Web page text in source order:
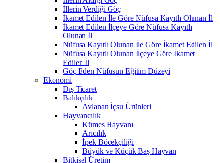
İllerin Verdiği Göç
İkamet Edilen İle Göre Nüfusa Kayıtlı Olunan İl
İkamet Edilen İlçeye Göre Nüfusa Kayıtlı
Olunan İl
Nüfusa Kayıtlı Olunan İle Göre İkamet Edilen İl
Nüfusa Kayıtlı Olunan İlçeye Göre İkamet
Edilen İl
Göç Eden Nüfusun Eğitim Düzeyi
Ekonomi
Dış Ticaret
Balıkçılık
Avlanan İçsu Ürünleri
Hayvancılık
Kümes Hayvanı
Arıcılık
İpek Böcekçiliği
Büyük ve Küçük Baş Hayvan
Bitkisel Üretim